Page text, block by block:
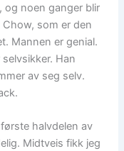
og noen ganger blir
som er den
Mannen er genial.
Han
av seg selv.
halvdelen av
Midtveis fikk jeg